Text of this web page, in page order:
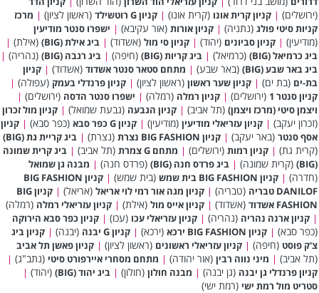
(ירושלים) | קניון קרית אונו (קרית אונו) | קניון G רוטשילד (ראשון לציון) | מרכז
קניות סיטי פולג (נתניה) | קניון אורות (אור עקיבא) | ישפרו סנטר מודיעין
(מודיעין) | קניון סביונים (יהוד) | קניון סי מול (אשדוד) | ביג אילת (BIG) (אילת) |
ביג כרמיאל (BIG)
(כרמיאל) | ביג קריות (BIG) (חיפה) | ביג רגבה (BIG) (נהריה) |
ביג באר שבע (BIG)
(באר שבע) | מתחם סטאר סנטר אשדוד (אשדוד) | קניון
בת-ים (בת ים) | קניון שער ראשון (ראשון לציון) | קניון פרנדלי בעמק (עפולה) |
קניון סנטר 1
(ירושלים) | קניון רמלה (רמלה) | ישפרו סנטר הדסה (ירושלים) |
ויצמן סיטי (מרכז ויצמן) (תל אביב) | קניון הגבעה (גבעת שמואל) | קניון מול זכרון
(זכרון יעקב) | קניון עזריאלי מודיעין (מודיעין) | קניון G כפר סבא (כפר סבא) | קניון
אסף סנטר (באר יעקב) | קניון BIG FASHION נצרת (נצרת) | ביג קריית גת (BIG)
(קרית גת) | קניון רמות (ירושלים) | מתחם G צמרת (תל אביב) | ביג קרית שמונה
(BIG)
(קרית שמונה) | ביג פרדס חנה (BIG) (פרדס חנה) | מבנה גן שמואל
(חדרה) | קניון BIG FASHION בית שמש (בית שמש) |
קניון BIG FASHION
DANILOF טבריה
(טבריה) | קניון מגה אור רמי לוי אריאל (אריאל) |
קניון BIG
FASHION אשדוד
(אשדוד) | קניון אייס מול (אילת) | קניון עזריאלי רמלה (רמלה)
| קניון ארנה נהריה (נהריה) | קניון עזריאלי עכו (עכו) | קניון כפר סבא הירוקה
(כפר סבא) | קניון BIG FASHION ירכא (ירכא) | קניון G יבנה (יבנה) | קניון ביג
צ'ק פוסט (חיפה) | קניון עזריאלי ראשונים (ראשון לציון) | קניון פאשן תל אביב
(תל אביב) | מיני נווה רבין (אור יהודה) | מתחם מסחרי איירפורט סיטי (נתב"ג) |
קניון פרנדלי גן יבנה (גן יבנה) | מבנה חולון (חולון) | ביג יהוד (BIG) (יהוד) |
סטריט מול רמת ישי (רמת ישי)